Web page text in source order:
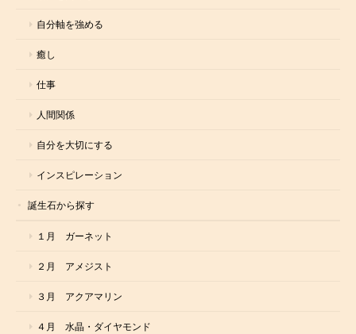
自分軸を強める
癒し
仕事
人間関係
自分を大切にする
インスピレーション
誕生石から探す
１月 ガーネット
２月 アメジスト
３月 アクアマリン
４月 水晶・ダイヤモンド